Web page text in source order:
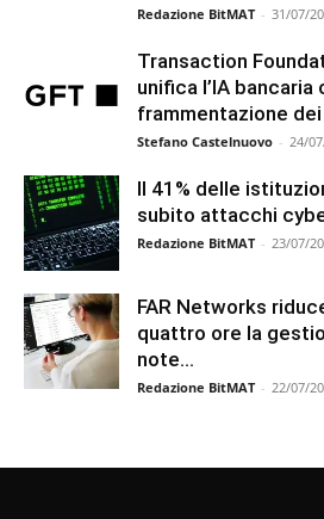
Redazione BitMAT - 31/07/
Transaction
unifica l’IA bancaria
frammentazione
Stefano Castelnuovo - 24/
Il 41% delle
subito attacchi
Redazione BitMAT - 23/07/
FAR Networks
quattro ore la
note...
Redazione BitMAT - 22/07/